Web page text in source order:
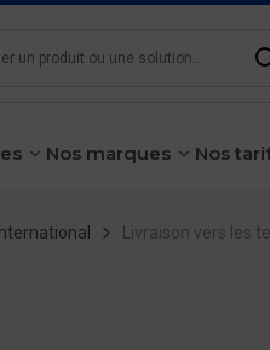
voir le sous-menu
Nos marques voir le
Nos
L​​​​ivraison vers les